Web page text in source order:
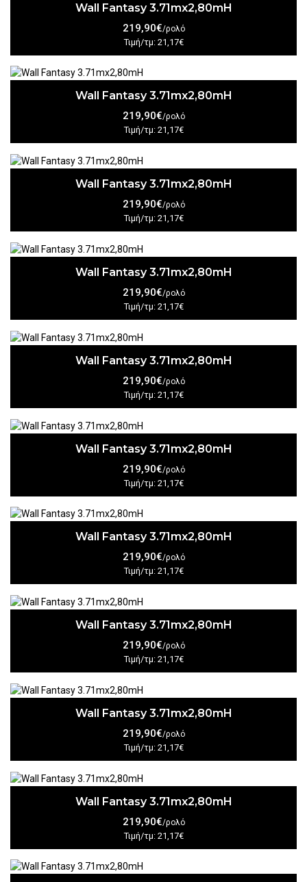
Wall Fantasy 3.71mx2,80mH
219,90€/ρολό
Τιμή/τμ: 21,17€
Wall Fantasy 3.71mx2,80mH
219,90€/ρολό
Τιμή/τμ: 21,17€
Wall Fantasy 3.71mx2,80mH
219,90€/ρολό
Τιμή/τμ: 21,17€
Wall Fantasy 3.71mx2,80mH
219,90€/ρολό
Τιμή/τμ: 21,17€
Wall Fantasy 3.71mx2,80mH
219,90€/ρολό
Τιμή/τμ: 21,17€
Wall Fantasy 3.71mx2,80mH
219,90€/ρολό
Τιμή/τμ: 21,17€
Wall Fantasy 3.71mx2,80mH
219,90€/ρολό
Τιμή/τμ: 21,17€
Wall Fantasy 3.71mx2,80mH
219,90€/ρολό
Τιμή/τμ: 21,17€
Wall Fantasy 3.71mx2,80mH
219,90€/ρολό
Τιμή/τμ: 21,17€
Wall Fantasy 3.71mx2,80mH
219,90€/ρολό
Τιμή/τμ: 21,17€